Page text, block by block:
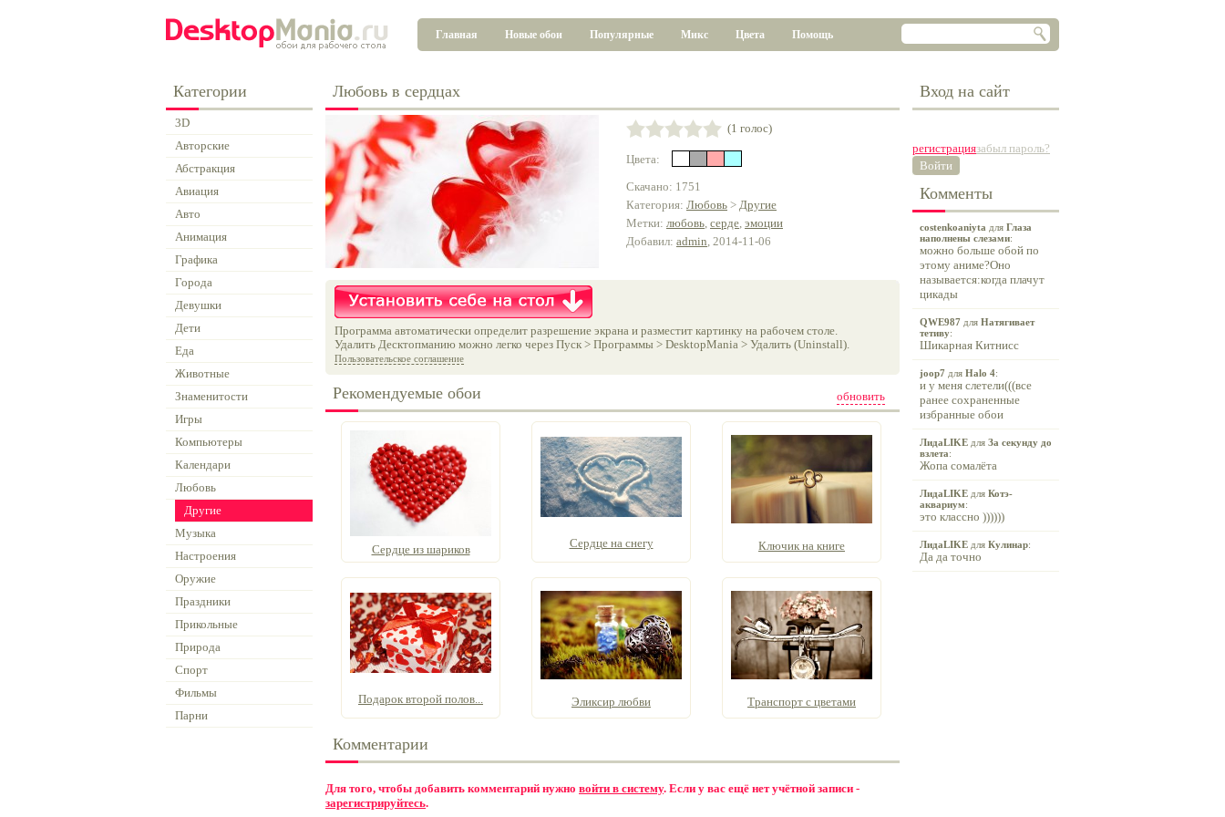
Главная Новые обои Популярные Микс Цвета Помощь
Категории
3D
Авторские
Абстракция
Авиация
Авто
Анимация
Графика
Города
Девушки
Дети
Еда
Животные
Знаменитости
Игры
Компьютеры
Календари
Любовь
Другие
Музыка
Настроения
Оружие
Праздники
Прикольные
Природа
Спорт
Фильмы
Парни
Любовь в сердцах
(1 голос)
Цвета:
Скачано: 1751
Категория: Любовь > Другие
Метки: любовь, серде, эмоции
Добавил: admin, 2014-11-06
Программа автоматически определит разрешение экрана и разместит картинку на рабочем столе.
Удалить Десктопманию можно легко через Пуск > Программы > DesktopMania > Удалить (Uninstall).
Пользовательское соглашение
обновить
Рекомендуемые обои
Сердце из шариков Сердце на снегу Ключик на книге
Подарок второй полов... Эликсир любви Транспорт с цветами
Комментарии
Для того, чтобы добавить комментарий нужно войти в систему. Если у вас ещё нет учётной записи -
зарегистрируйтесь.
Вход на сайт
регистрациязабыл пароль?
Войти
Комменты
costenkoaniyta для Глаза
наполнены слезами:
можно больше обой по
этому аниме?Оно
называется:когда плачут
цикады
QWE987 для Натягивает
тетиву:
Шикарная Китнисс
joop7 для Halo 4:
и у меня слетели(((все
ранее сохраненные
избранные обои
ЛидаLIKE для За секунду до
взлета:
Жопа сомалёта
ЛидаLIKE для Котэ-
аквариум:
это классно ))))))
ЛидаLIKE для Кулинар:
Да да точно